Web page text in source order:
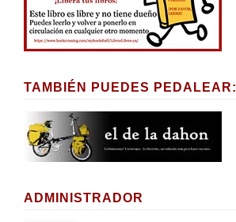
TAMBIÉN PUEDES PEDALEAR:
ADMINISTRADOR